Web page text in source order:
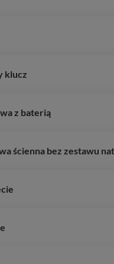
klucz
z baterią
ścienna bez zestawu